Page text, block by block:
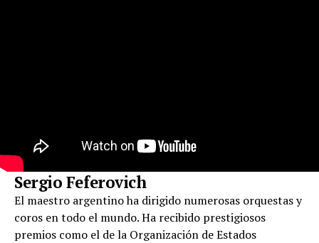
Sergio Feferovich
El maestro argentino ha dirigido numerosas orquestas y
coros en todo el mundo. Ha recibido prestigiosos
premios como el de la Organización de Estados